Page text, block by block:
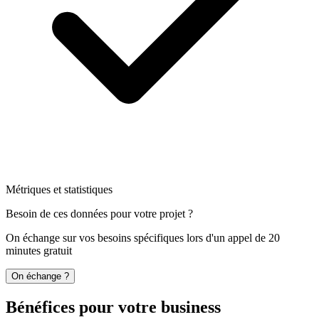
Métriques et statistiques
Besoin de ces données pour votre projet ?
On échange sur vos besoins spécifiques lors d'un appel de 20
minutes gratuit
On échange ?
Bénéfices pour votre business